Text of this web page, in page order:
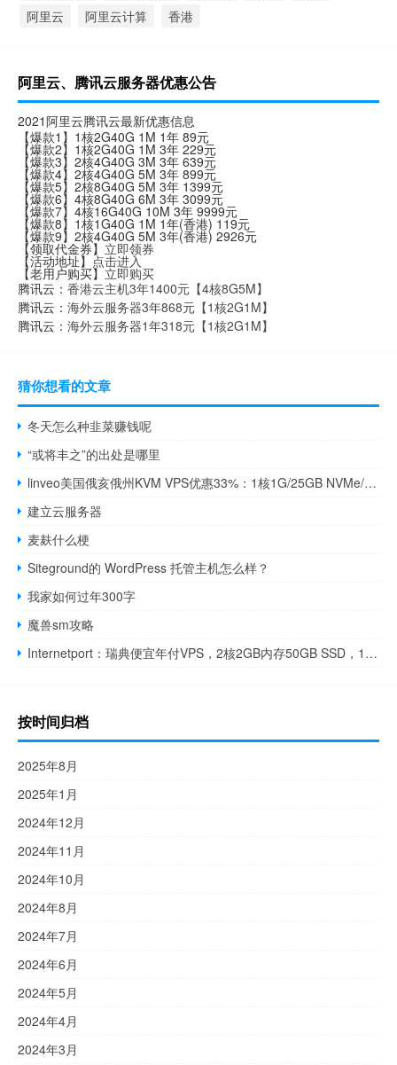
阿里云
阿里云计算 香港
阿里云、腾讯云服务器优惠公告
2021阿里云腾讯云最新优惠信息
【爆款1】1核2G40G 1M 1年 89元
【爆款2】1核2G40G 1M 3年 229元
【爆款3】2核4G40G 3M 3年 639元
【爆款4】2核4G40G 5M 3年 899元
【爆款5】2核8G40G 5M 3年 1399元
【爆款6】4核8G40G 6M 3年 3099元
【爆款7】4核16G40G 10M 3年 9999元
【爆款8】1核1G40G 1M 1年(香港) 119元
【爆款9】2核4G40G 5M 3年(香港) 2926元
【领取代金券】 立即领券
【活动地址】 点击进入
【老用户购买】立即购买
腾讯云： 香港云主机3年1400元【4核8G5M】
腾讯云： 海外云服务器3年868元【1核2G1M】
腾讯云： 海外云服务器1年318元【1核2G1M】
猜你想看的文章
冬天怎么种韭菜赚钱呢
“或将丰之”的出处是哪里
linveo美国俄亥俄州KVM VPS优惠33%：1核1G/25GB NVMe/2TB月流量/5美元/月起
建立云服务器
麦麸什么梗
Siteground的 WordPress 托管主机怎么样？
我家如何过年300字
魔兽sm攻略
Internetport：瑞典便宜年付VPS，2核2GB内存50GB SSD，1Gbps@10TB月流量，年付€12
按时间归档
2025年8月
2025年1月
2024年12月
2024年11月
2024年10月
2024年8月
2024年7月
2024年6月
2024年5月
2024年4月
2024年3月